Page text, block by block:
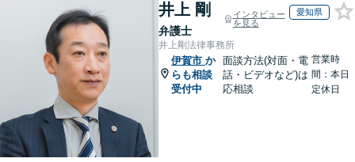
井上 剛
弁護士
インタビュー
を見る
愛知県
井上剛法律事務所
伊賀市 か
らも相談
受付中
面談方法(対面・電
話・ビデオなど)は
応相談
営業時
間：本日
定休日